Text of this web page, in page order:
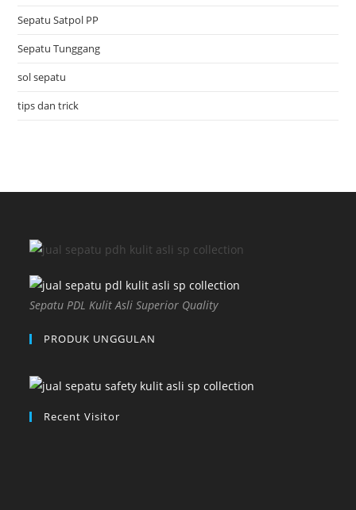
Sepatu Satpol PP
Sepatu Tunggang
sol sepatu
tips dan trick
Sepatu PDL Kulit Asli Superior Quality
PRODUK UNGGULAN
Recent Visitor